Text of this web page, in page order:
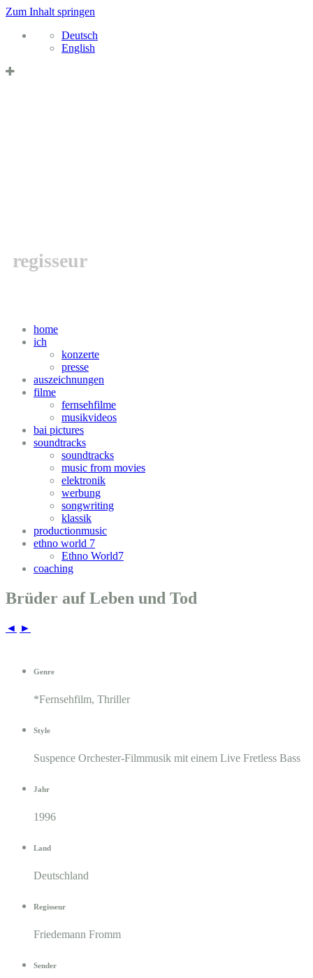
Zum Inhalt springen
Deutsch
English
regisseur
home
ich
konzerte
presse
auszeichnungen
filme
fernsehfilme
musikvideos
bai pictures
soundtracks
soundtracks
music from movies
elektronik
werbung
songwriting
klassik
productionmusic
ethno world 7
Ethno World7
coaching
Brüder auf Leben und Tod
◄ ►
Genre
*Fernsehfilm, Thriller
Style
Suspence Orchester-Filmmusik mit einem Live Fretless Bass
Jahr
1996
Land
Deutschland
Regisseur
Friedemann Fromm
Sender
Datenschutzerklärung & Cookies